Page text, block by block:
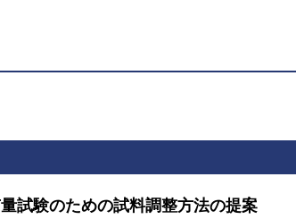
試験のための試料調整方法の提案